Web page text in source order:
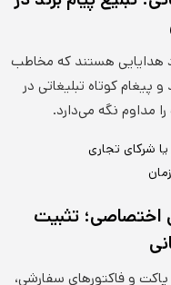
هدایایی هستند که مخاطب
و پیغام کوتاه تبلیغاتی در
مداوم نگه می‌دارد.
یا شرکای تجاری
اختصاصی؛ تثبیت
پاکت و فاکتورهای سفارشی،